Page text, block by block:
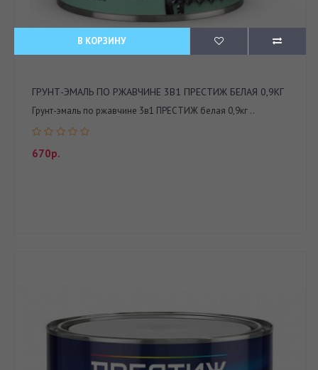
В КОРЗИНУ
ГРУНТ-ЭМАЛЬ ПО РЖАВЧИНЕ 3В1 ПРЕСТИЖ БЕЛАЯ 0,9КГ
Грунт-эмаль по ржавчине 3в1 ПРЕСТИЖ белая 0,9кг ..
670р.